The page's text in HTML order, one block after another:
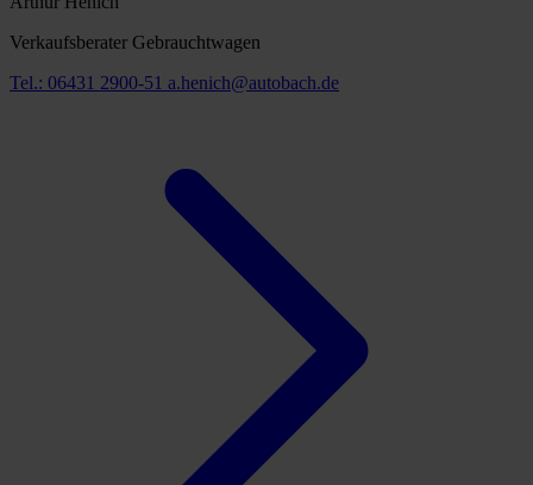
Verkaufsberater Gebrauchtwagen
Tel.: 06431 2900-51 a.henich@autobach.de